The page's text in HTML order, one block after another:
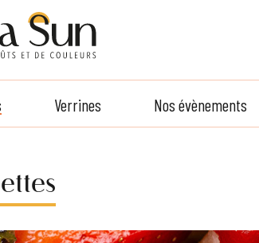
Verrines Nos évènements